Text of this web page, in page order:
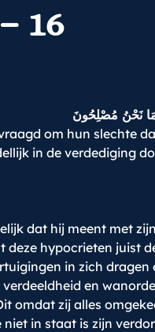
16
نَحْنُ مُصْلِحُونَ
om hun slechte
in de verdediging
dat hij meent met
hypocrieten juist
in zich
en
omdat zij alles
in staat is zijn